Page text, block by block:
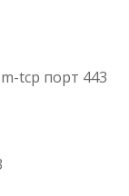
tcp порт 443